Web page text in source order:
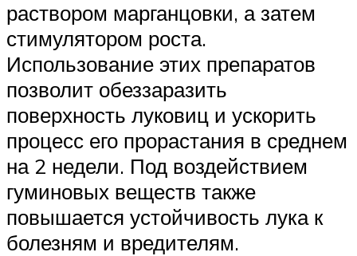
раствором марганцовки, а затем
стимулятором роста.
Использование этих препаратов
позволит обеззаразить
поверхность луковиц и ускорить
процесс его прорастания в среднем
на 2 недели. Под воздействием
гуминовых веществ также
повышается устойчивость лука к
болезням и вредителям.